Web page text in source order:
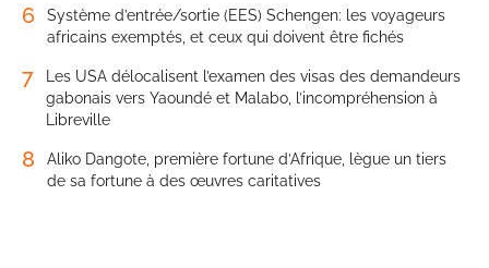
6
Système d’entrée/sortie (EES) Schengen: les voyageurs
africains exemptés, et ceux qui doivent être fichés
7
Les USA délocalisent l’examen des visas des demandeurs
gabonais vers Yaoundé et Malabo, l’incompréhension à
Libreville
8
Aliko Dangote, première fortune d’Afrique, lègue un tiers
de sa fortune à des œuvres caritatives